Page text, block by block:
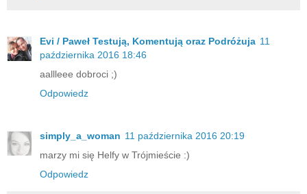
Evi / Paweł Testują, Komentują oraz Podróżuja 11
października 2016 18:46
aallleee dobroci ;)
Odpowiedz
simply_a_woman 11 października 2016 20:19
marzy mi się Helfy w Trójmieście :)
Odpowiedz